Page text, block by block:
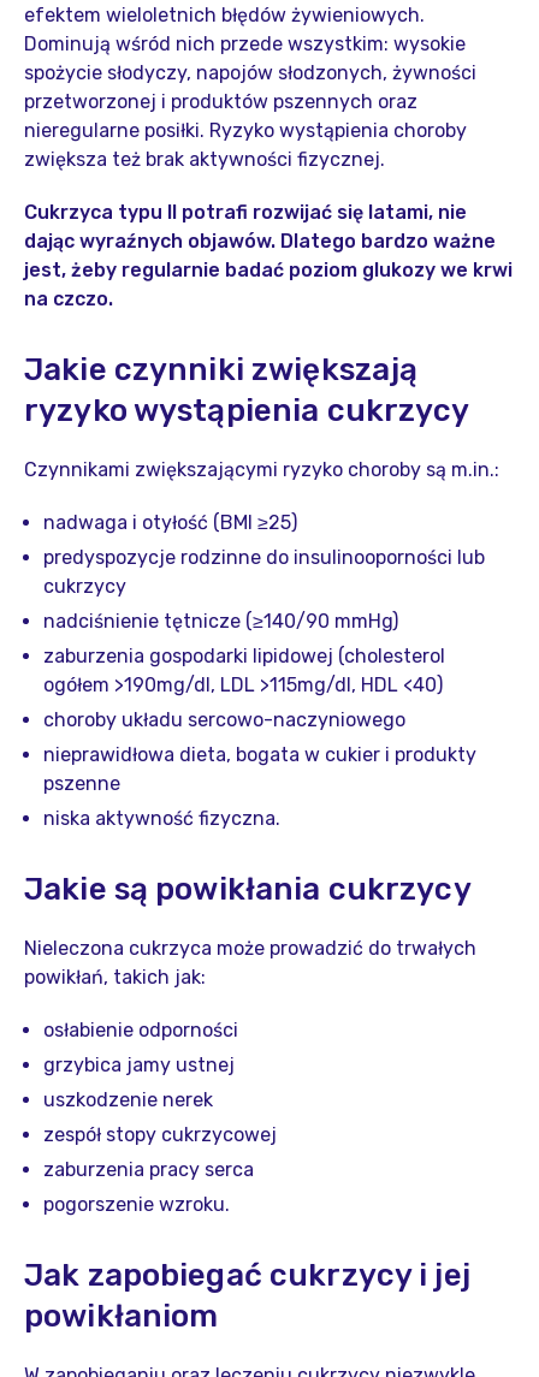
efektem wieloletnich błędów żywieniowych.
Dominują wśród nich przede wszystkim: wysokie
spożycie słodyczy, napojów słodzonych, żywności
przetworzonej i produktów pszennych oraz
nieregularne posiłki. Ryzyko wystąpienia choroby
zwiększa też brak aktywności fizycznej.
Cukrzyca typu II potrafi rozwijać się latami, nie
dając wyraźnych objawów. Dlatego bardzo ważne
jest, żeby regularnie badać poziom glukozy we krwi
na czczo.
Jakie czynniki zwiększają
ryzyko wystąpienia cukrzycy
Czynnikami zwiększającymi ryzyko choroby są m.in.:
nadwaga i otyłość (BMI ≥25)
predyspozycje rodzinne do insulinooporności lub
cukrzycy
nadciśnienie tętnicze (≥140/90 mmHg)
zaburzenia gospodarki lipidowej (cholesterol
ogółem >190mg/dl, LDL >115mg/dl, HDL <40)
choroby układu sercowo-naczyniowego
nieprawidłowa dieta, bogata w cukier i produkty
pszenne
niska aktywność fizyczna.
Jakie są powikłania cukrzycy
Nieleczona cukrzyca może prowadzić do trwałych
powikłań, takich jak:
osłabienie odporności
grzybica jamy ustnej
uszkodzenie nerek
zespół stopy cukrzycowej
zaburzenia pracy serca
pogorszenie wzroku.
Jak zapobiegać cukrzycy i jej
powikłaniom